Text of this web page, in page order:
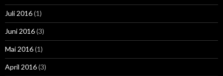
Juli 2016(1)
Juni 2016(3)
Mai 2016(1)
April 2016(3)